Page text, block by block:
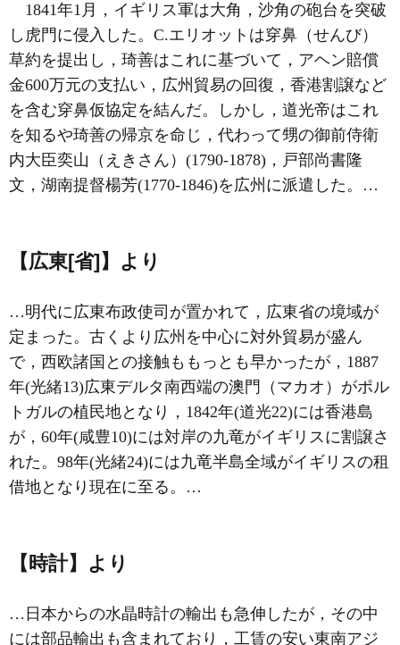
1841年1月，イギリス軍は大角，沙角の砲台を突破
し虎門に侵入した。C.エリオットは穿鼻（せんび）
草約を提出し，琦善はこれに基づいて，アヘン賠償
金600万元の支払い，広州貿易の回復，香港割譲など
を含む穿鼻仮協定を結んだ。しかし，道光帝はこれ
を知るや琦善の帰京を命じ，代わって甥の御前侍衛
内大臣奕山（えきさん）(1790‐1878)，戸部尚書隆
文，湖南提督楊芳(1770‐1846)を広州に派遣した。…
【広東[省]】より
…明代に広東布政使司が置かれて，広東省の境域が
定まった。古くより広州を中心に対外貿易が盛ん
で，西欧諸国との接触ももっとも早かったが，1887
年(光緒13)広東デルタ南西端の澳門（マカオ）がポル
トガルの植民地となり，1842年(道光22)には香港島
が，60年(咸豊10)には対岸の九竜がイギリスに割譲さ
れた。98年(光緒24)には九竜半島全域がイギリスの租
借地となり現在に至る。…
【時計】より
…日本からの水晶時計の輸出も急伸したが，その中
には部品輸出も含まれており，工賃の安い東南アジ